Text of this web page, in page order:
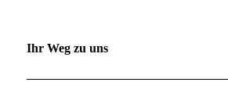
Ihr Weg zu uns